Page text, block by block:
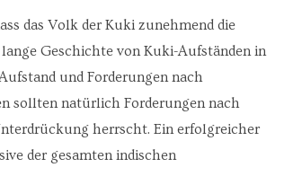
das Volk der Kuki zunehmend die
Geschichte von Kuki-Aufständen in
und Forderungen nach
sollten natürlich Forderungen nach
herrscht. Ein erfolgreicher
der gesamten indischen